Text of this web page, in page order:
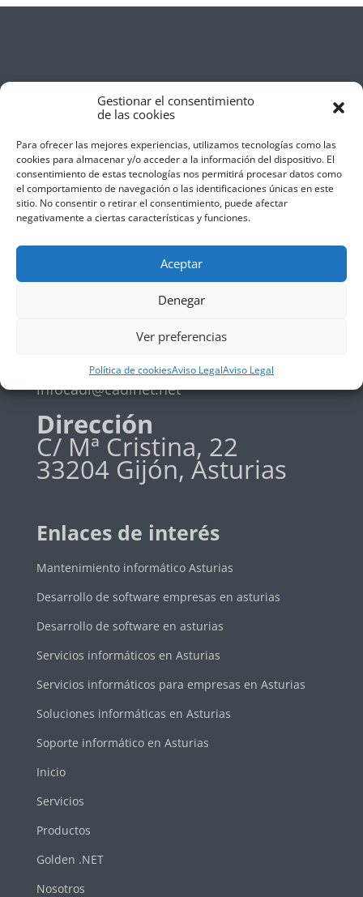
Gestionar el consentimiento
de las cookies
Para ofrecer las mejores experiencias, utilizamos tecnologías como las
cookies para almacenar y/o acceder a la información del dispositivo. El
consentimiento de estas tecnologías nos permitirá procesar datos como
el comportamiento de navegación o las identificaciones únicas en este
sitio. No consentir o retirar el consentimiento, puede afectar
negativamente a ciertas características y funciones.
Aceptar
Denegar
Ver preferencias
Política de cookiesAviso LegalAviso Legal
Aviso Legal
Política de privadidad
Política de cookies
Email
infocadi@cadinet.net
Dirección
C/ Mª Cristina, 22
33204 Gijón, Asturias
Enlaces de interés
Mantenimiento informático Asturias
Desarrollo de software empresas en asturias
Desarrollo de software en asturias
Servicios informáticos en Asturias
Servicios informáticos para empresas en Asturias
Soluciones informáticas en Asturias
Soporte informático en Asturias
Inicio
Servicios
Productos
Golden .NET
Nosotros